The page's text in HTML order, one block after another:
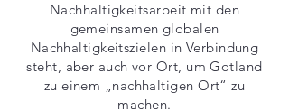
Nachhaltigkeitsarbeit mit den
gemeinsamen globalen
Nachhaltigkeitszielen in Verbindung
steht, aber auch vor Ort, um Gotland
zu einem „nachhaltigen Ort“ zu
machen.